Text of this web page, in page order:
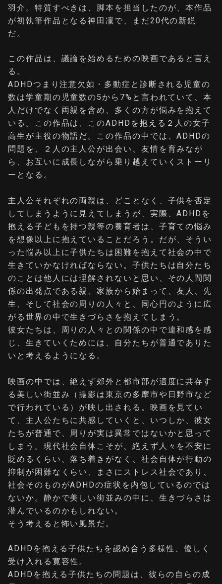
羽介。特質すべきは、脚本を担当したのが、本作品
が初執筆作品となる神田凜で、まだ20代の新鋭
だ。
この作品は、議論を始めるための映画であると言え
る。
ADHDつまり注意欠如・多動症と診断される児童の
数は学童期の児童数の5から7%と言われていて、本
人だけでなく両親を含め、多くの方が悩みを抱えて
いる。この作品は、このADHDを抱える２人の女子
高生が主役の物語だ。この作品の中では、ADHDの
問題を、２人の主人公が出会い、友情を育みなが
ら、お互いに成長しながら乗り越えていくストーリ
ーとなる。
主人公それぞれの両親は、どことなく、子供を否定
してしまうように見えてしまうが、実際、ADHDを
抱える子どもを持つ親等の養育者は、子育ての悩み
を想像以上に抱えていることだろう。だが、そうい
った悩み以上に子供たちは困難を抱えて社会の中で
生きていかなければならない。子供たちは自分たち
のことは他人には理解されないと思い、その人間関
係の出発点である親、家族から始まって、友人、先
生、そして社会の周りの人々と、同心円のように広
がる世界の中で生きづらさを抱えてしまう。
彼女たちは、周りの人々との関係の中で違和感を感
じ、生きていくためには、自分たちが普通でありた
いと考えるようになる。
映画の中では、絶えず郊外と都市部が適度に共存す
る美しい街並み（撮影は東京の多摩市や日野市など
で行われている）が映し出される。映画を見てい
て、主人公たちに共感していくと、いつしか、彼女
たちが普通で、周りが実は異常ではないかと思って
しまう。現代社会自体こそが、絶えず人々を不安に
貶めるくらい、落ち着きがなく、社会自体が行動の
抑制が困難なくらい、まさにストレス社会であり、
社会そのものがADHDの症状を内包しているのでは
ないか。静かで美しい街並みの中に、生きづらさは
潜んでいるのかもしれない。
そう考えると怖い風景だ。
ADHDを抱える子供たちを認め合う多様性、優しく
受け入れる寛容性。
ADHDを抱える子供たちの問題は、彼らの自らの成